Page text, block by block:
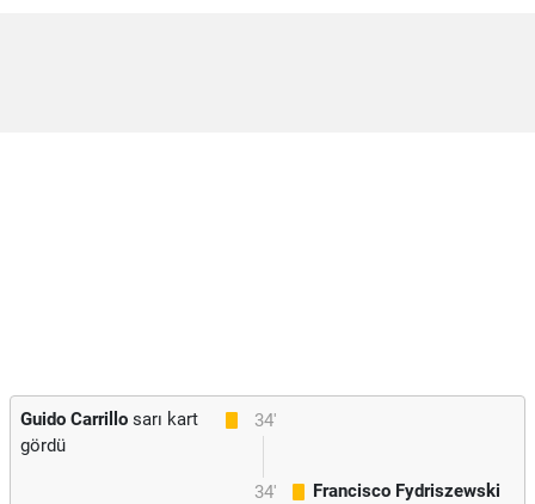
34'
Guido Carrillo sarı kart
gördü
34'
Francisco Fydriszewski